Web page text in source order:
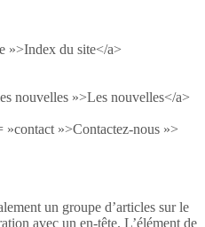
»>Index du site</a>
nouvelles »>Les nouvelles</a>
»>Contactez-nous »>
un groupe d’articles sur le
avec un en-tête. L’élément de